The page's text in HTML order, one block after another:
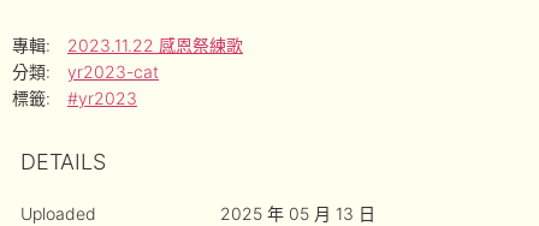
專輯:
2023.11.22 感恩祭練歌
分類:
yr2023-cat
標籤:
#yr2023
DETAILS
Uploaded 2025 年 05 月 13 日